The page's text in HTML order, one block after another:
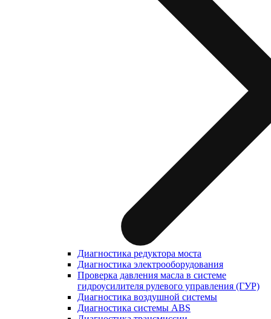
Диагностика редуктора моста
Диагностика электрооборудования
Проверка давления масла в системе
гидроусилителя рулевого управления (ГУР)
Диагностика воздушной системы
Диагностика системы ABS